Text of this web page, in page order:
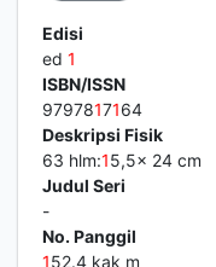
Edisi
ed 1
ISBN/ISSN
9797817164
Deskripsi Fisik
63 hlm:15,5x 24 cm
Judul Seri
-
No. Panggil
152.4 kak m